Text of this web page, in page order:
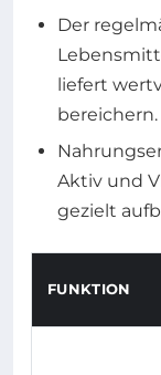
Der
liefert
bereichern.
Aktiv und
gezielt
FUNKTION